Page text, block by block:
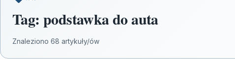
Tag: podstawka do auta
Znaleziono 68 artykuły/ów